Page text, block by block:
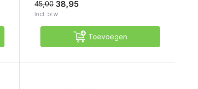
45,00 38,95
Incl. btw
Toevoegen